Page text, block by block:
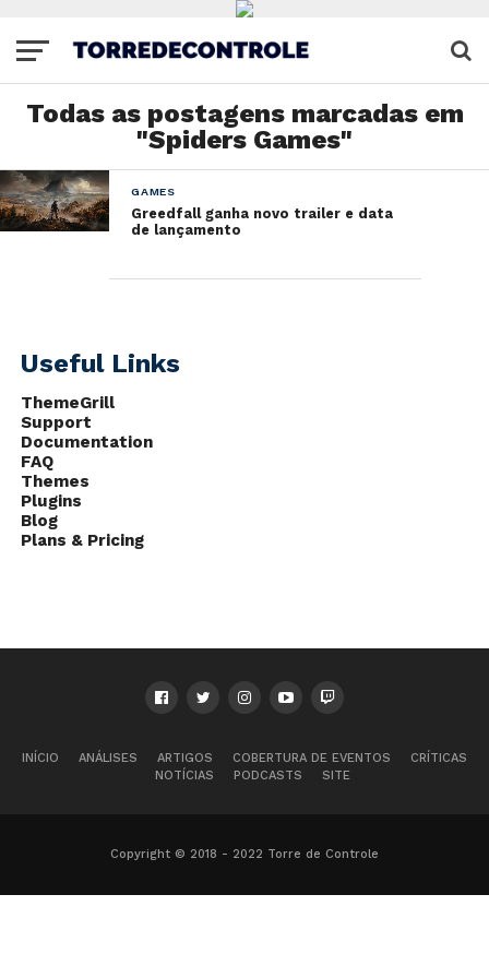
Todas as postagens marcadas em
"Spiders Games"
GAMES
Greedfall ganha novo trailer e data
de lançamento
Useful Links
ThemeGrill
Support
Documentation
FAQ
Themes
Plugins
Blog
Plans & Pricing
INÍCIO ANÁLISES ARTIGOS COBERTURA DE EVENTOS
CRÍTICAS
NOTÍCIAS
PODCASTS SITE
Copyright © 2018 - 2022 Torre de Controle